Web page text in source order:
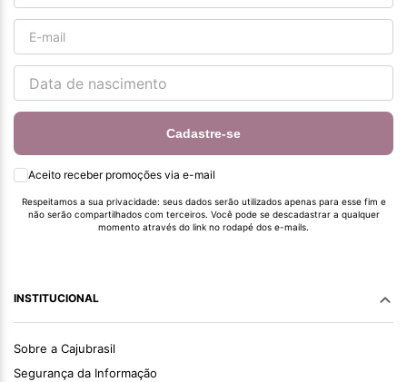
Cadastre-se
Aceito receber promoções via e-mail
Respeitamos a sua privacidade: seus dados serão utilizados apenas para esse fim e
não serão compartilhados com terceiros. Você pode se descadastrar a qualquer
momento através do link no rodapé dos e-mails.
INSTITUCIONAL
Sobre a Cajubrasil
Segurança da Informação